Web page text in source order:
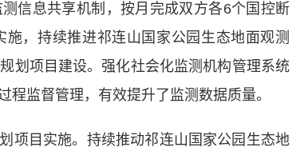
信息共享机制，按月完成双方各6个国控断
，持续推进祁连山国家公园生态地面观测
划项目建设。强化社会化监测机构管理系统
监督管理，有效提升了监测数据质量。
目实施。持续推动祁连山国家公园生态地